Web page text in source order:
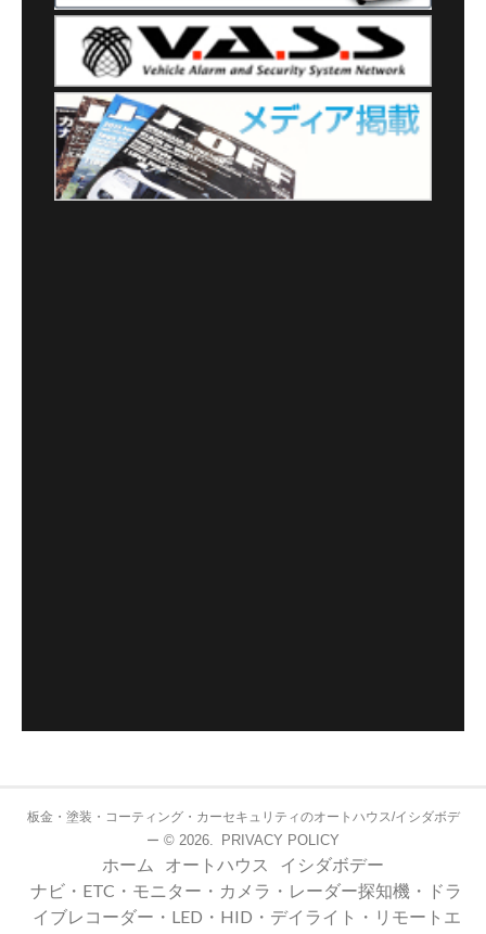
板金・塗装・コーティング・カーセキュリティのオートハウス/イシダボデ
ー © 2026. PRIVACY POLICY
ホーム オートハウス
イシダボデー
ナビ・ETC・モニター・カメラ・レーダー探知機・ドラ
イブレコーダー・LED・HID・デイライト・リモートエ